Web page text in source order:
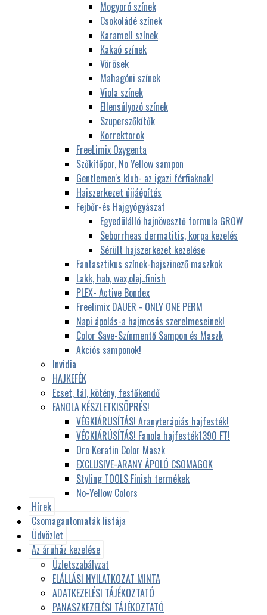
Mogyoró színek
Csokoládé színek
Karamell színek
Kakaó színek
Vörösek
Mahagóni színek
Viola színek
Ellensúlyozó színek
Szuperszőkítők
Korrektorok
FreeLimix Oxygenta
Szőkítőpor, No Yellow sampon
Gentlemen's klub- az igazi férfiaknak!
Hajszerkezet újjáépítés
Fejbőr-és Hajgyógyászat
Egyedülálló hajnövesztő formula GROW
Seborrheas dermatitis, korpa kezelés
Sérült hajszerkezet kezelése
Fantasztikus színek-hajszinező maszkok
Lakk, hab, wax,olaj..finish
PLEX- Active Bondex
Freelimix DAUER - ONLY ONE PERM
Napi ápolás-a hajmosás szerelmeseinek!
Color Save-Színmentő Sampon és Maszk
Akciós samponok!
Invidia
HAJKEFÉK
Ecset, tál, kötény, festőkendő
FANOLA KÉSZLETKISÖPRÉS!
VÉGKIÁRUSÍTÁS! Aranyterápiás hajfesték!
VÉGKIÁRÚSÍTÁS! Fanola hajfesték1390 FT!
Oro Keratin Color Maszk
EXCLUSIVE-ARANY ÁPOLÓ CSOMAGOK
Styling TOOLS Finish termékek
No-Yellow Colors
Hírek
Csomagautomaták listája
Üdvözlet
Az áruház kezelése
Üzletszabályzat
ELÁLLÁSI NYILATKOZAT MINTA
ADATKEZELÉSI TÁJÉKOZTATÓ
PANASZKEZELÉSI TÁJÉKOZTATÓ